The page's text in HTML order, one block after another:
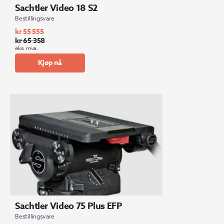
Sachtler Video 18 S2
Bestillingsvare
kr65 358
Opprinnelig
pris
kr55 555
Nåværende
pris
eks. mva.
Kjøp nå
Sachtler Video 75 Plus EFP
Bestillingsvare